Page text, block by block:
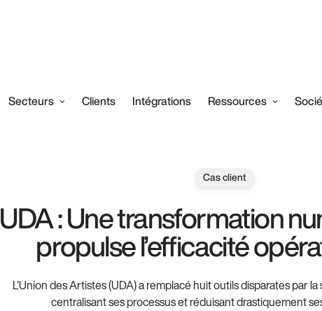
Secteurs Clients Intégrations Ressources
Cas client
UDA : Une transformation
propulse l’efficacité
L’Union des Artistes (UDA) a remplacé huit outils disparates par
centralisant ses processus et réduisant drastiquement